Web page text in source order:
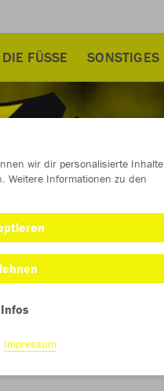
FÜSSE SONSTIGES
wir dir personalisierte Inhalte
Weitere Informationen zu den
Impressum